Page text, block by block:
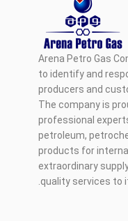
Arena Petro Gas
to identify and
producers and
The company is
professional
petroleum,
products for
extraordinary
quality services to